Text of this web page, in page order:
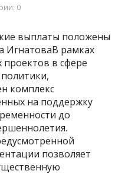
0
выплаты положены
ИгнатоваВ рамках
в сфере
комплекс
на поддержку
до
позволяет